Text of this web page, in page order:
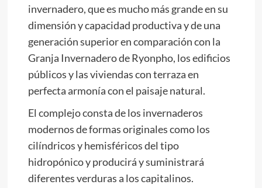
invernadero, que es mucho más grande en su
dimensión y capacidad productiva y de una
generación superior en comparación con la
Granja Invernadero de Ryonpho, los edificios
públicos y las viviendas con terraza en
perfecta armonía con el paisaje natural.
El complejo consta de los invernaderos
modernos de formas originales como los
cilíndricos y hemisféricos del tipo
hidropónico y producirá y suministrará
diferentes verduras a los capitalinos.